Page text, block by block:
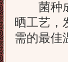
菌种成
晒工艺，
需的最佳